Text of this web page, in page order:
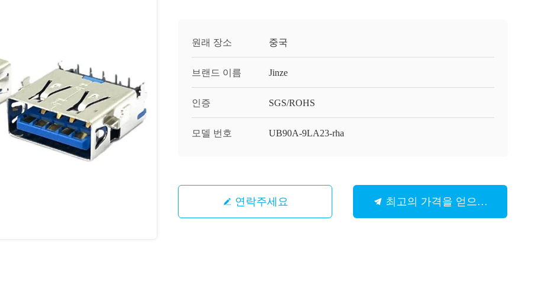
원래 장소 중국
브랜드 이름 Jinze
인증 SGS/ROHS
모델 번호 UB90A-9LA23-rha
연락주세요 최고의 가격을 얻으십시오